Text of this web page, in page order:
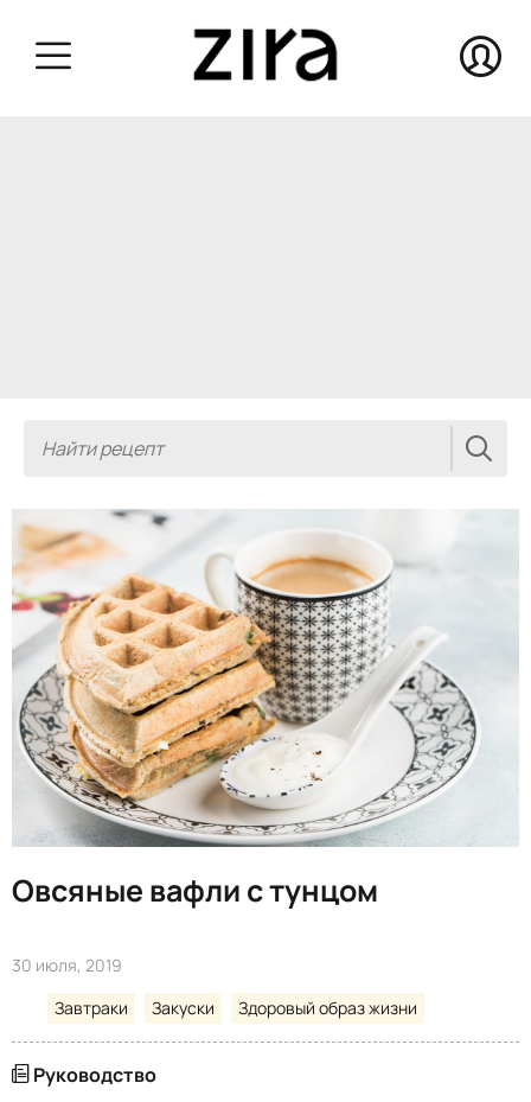
Овсяные вафли с тунцом
30 июля, 2019
Завтраки
Закуски Здоровый образ жизни
Руководство